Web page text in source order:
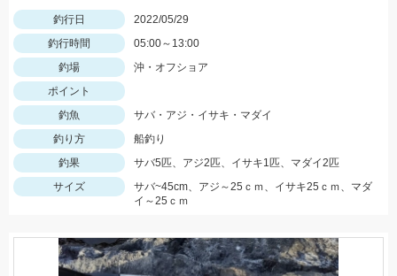
釣行日
2022/05/29
釣行時間
05:00～13:00
釣場
沖・オフショア
ポイント
釣魚
サバ・アジ・イサキ・マダイ
釣り方
船釣り
釣果
サバ5匹、アジ2匹、イサキ1匹、マダイ2匹
サイズ
サバ~45cm、アジ～25ｃｍ、イサキ25ｃｍ、マダ
イ～25ｃｍ